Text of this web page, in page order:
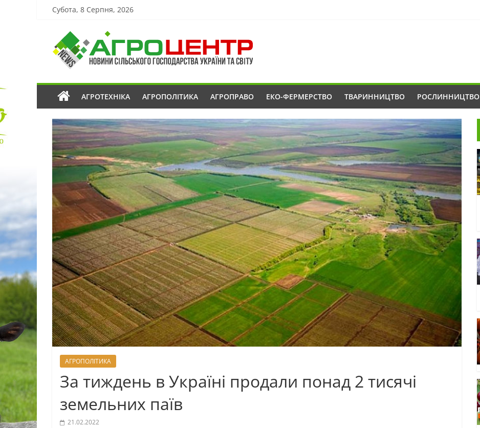
Субота, 8 Серпня, 2026
АГРОТЕХНІКА АГРОПОЛІТИКА АГРОПРАВО ЕКО-ФЕРМЕРСТВО ТВАРИННИЦТВО РОСЛИННИЦТВО
АГРОПОЛІТИКА
За тиждень в Україні продали понад 2 тисячі
земельних паїв
21.02.2022